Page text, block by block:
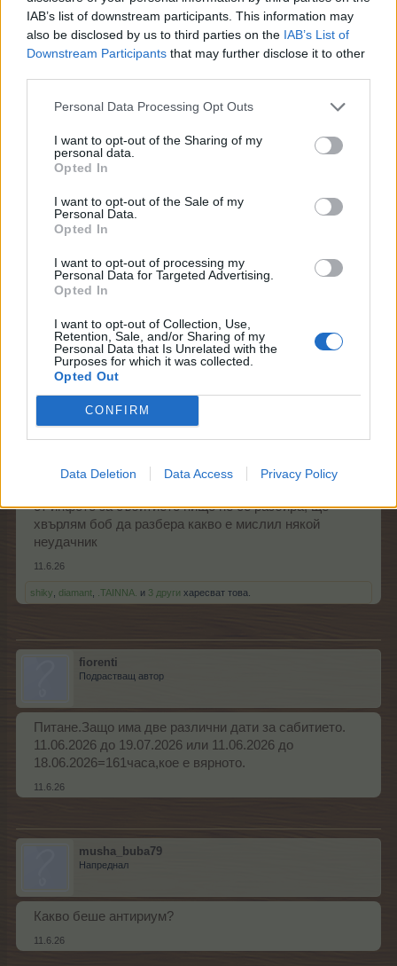
IAB’s list of downstream participants. This information may
also be disclosed by us to third parties on the IAB’s List of
Downstream Participants that may further disclose it to other
Personal Data Processing Opt Outs
I want to opt-out of the Sharing of my
personal data.
Opted In
I want to opt-out of the Sale of my
Personal Data.
Opted In
I want to opt-out of processing my
Personal Data for Targeted Advertising.
Opted In
I want to opt-out of Collection, Use,
Retention, Sale, and/or Sharing of my
Personal Data that Is Unrelated with the
Purposes for which it was collected.
Opted Out
CONFIRM
Data Deletion Data Access Privacy Policy
p_janeta
Какво значи да използвам 18 супер тор върху Али
Гейтър????
Използвай 18 супер тор.
Последно редактирано от модератора: 11.6.26
11.6.26
.TAINNA. харесва това.
това и през преводачката не се превежда
от инфото за събитието нищо не се разбира, ще
хвърлям боб да разбера какво е мислил някой
неудачник
11.6.26
shiky diamant .TAINNA. и 3 други харесват това.
fiorenti
Подрастващ автор
Питане.Защо има две различни дати за сабитието.
11.06.2026 до 19.07.2026 или 11.06.2026 до
18.06.2026=161часа,кое е вярното.
11.6.26
musha_buba79
Напреднал
Какво беше антириум?
11.6.26